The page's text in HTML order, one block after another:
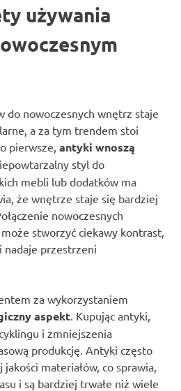
używania
do nowoczesnych wnętrz staje
a za tym trendem stoi
pierwsze, antyki wnoszą
styl do
mebli lub dodatków ma
że wnętrze staje się bardziej
nowoczesnych
stworzyć ciekawy kontrast,
nadaje przestrzeni
za wykorzystaniem
aspekt . Kupując antyki,
i zmniejszenia
produkcję. Antyki często
materiałów, co sprawia,
i są bardziej trwałe niż wiele